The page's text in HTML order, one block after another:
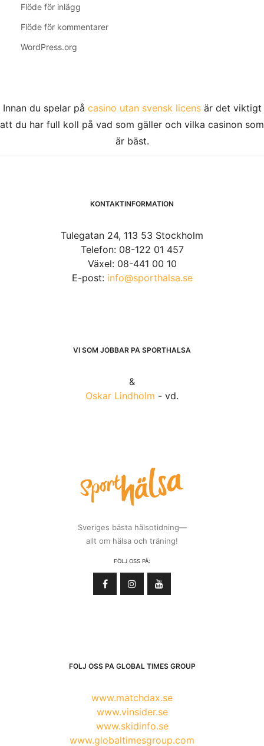
Flöde för inlägg
Flöde för kommentarer
WordPress.org
Innan du spelar på casino utan svensk licensär det viktigt
att du har full koll på vad som gäller och vilka casinon som
är bäst.
KONTAKTINFORMATION
Tulegatan 24, 113 53 Stockholm
Telefon: 08-122 01 457
Växel: 08-441 00 10
E-post: info@sporthalsa.se
VI SOM JOBBAR PÅ SPORTHÄLSA
&
Oskar Lindholm - vd.
Sveriges bästa hälsotidning—
allt om hälsa och träning!
FÖLJ OSS PÅ:
FÖLJ OSS PÅ GLOBAL TIMES GROUP
www.matchdax.se
www.vinsider.se
www.skidinfo.se
www.globaltimesgroup.com